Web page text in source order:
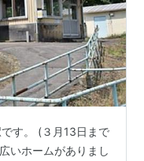
す。 (３月13日まで
いホームがありまし